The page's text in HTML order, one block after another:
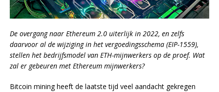
De overgang naar Ethereum 2.0 uiterlijk in 2022, en zelfs
daarvoor al de wijziging in het vergoedingsschema (EIP-1559),
stellen het bedrijfsmodel van ETH-mijnwerkers op de proef. Wat
zal er gebeuren met Ethereum mijnwerkers?
Bitcoin mining heeft de laatste tijd veel aandacht gekregen